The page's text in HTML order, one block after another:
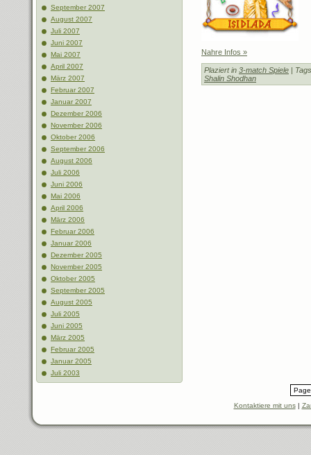
September 2007
August 2007
Juli 2007
Juni 2007
Mai 2007
April 2007
März 2007
Februar 2007
Januar 2007
Dezember 2006
November 2006
Oktober 2006
September 2006
August 2006
Juli 2006
Juni 2006
Mai 2006
April 2006
März 2006
Februar 2006
Januar 2006
Dezember 2005
November 2005
Oktober 2005
September 2005
August 2005
Juli 2005
Juni 2005
März 2005
Februar 2005
Januar 2005
Juli 2003
Nahre Infos »
Plaziert in 3-match Spiele |
Shalin Shodhan
Kontaktiere mit uns|